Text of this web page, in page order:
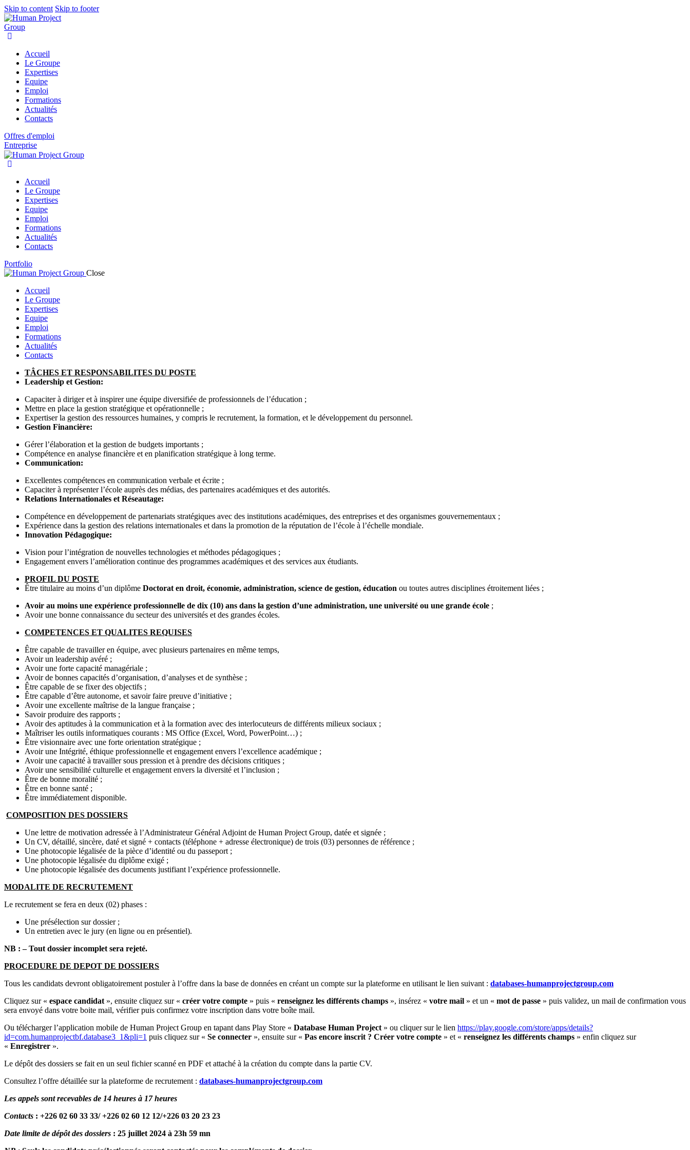
Skip to content Skip to footer
Accueil
Le Groupe
Expertises
Equipe
Emploi
Formations
Actualités
Contacts
Offres d'emploi
Entreprise
Accueil
Le Groupe
Expertises
Equipe
Emploi
Formations
Actualités
Contacts
Portfolio
Close
Accueil
Le Groupe
Expertises
Equipe
Emploi
Formations
Actualités
Contacts
twitter
facebook
instagramm
youtubeTÂCHES ET RESPONSABILITES DU POSTE
Leadership et Gestion:
Capaciter à diriger et à inspirer une équipe diversifiée de professionnels de l’éducation ;
Mettre en place la gestion stratégique et opérationnelle ;
Expertiser la gestion des ressources humaines, y compris le recrutement, la formation, et le développement du personnel.
Gestion Financière:
Gérer l’élaboration et la gestion de budgets importants ;
Compétence en analyse financière et en planification stratégique à long terme.
Communication:
Excellentes compétences en communication verbale et écrite ;
Capaciter à représenter l’école auprès des médias, des partenaires académiques et des autorités.
Relations Internationales et Réseautage:
Compétence en développement de partenariats stratégiques avec des institutions académiques, des entreprises et des organismes gouvernementaux ;
Expérience dans la gestion des relations internationales et dans la promotion de la réputation de l’école à l’échelle mondiale.
Innovation Pédagogique:
Vision pour l’intégration de nouvelles technologies et méthodes pédagogiques ;
Engagement envers l’amélioration continue des programmes académiques et des services aux étudiants.
PROFIL DU POSTE
Être titulaire au moins d’un diplôme Doctorat en droit, économie, administration, science de gestion, éducation ou toutes autres disciplines étroitement liées ;
Avoir au moins une expérience professionnelle de dix (10) ans dans la gestion d’une administration, une université ou une grande école ;
Avoir une bonne connaissance du secteur des universités et des grandes écoles.
COMPETENCES ET QUALITES REQUISES
Être capable de travailler en équipe, avec plusieurs partenaires en même temps,
Avoir un leadership avéré ;
Avoir une forte capacité managériale ;
Avoir de bonnes capacités d’organisation, d’analyses et de synthèse ;
Être capable de se fixer des objectifs ;
Être capable d’être autonome, et savoir faire preuve d’initiative ;
Avoir une excellente maîtrise de la langue française ;
Savoir produire des rapports ;
Avoir des aptitudes à la communication et à la formation avec des interlocuteurs de différents milieux sociaux ;
Maîtriser les outils informatiques courants : MS Office (Excel, Word, PowerPoint…) ;
Être visionnaire avec une forte orientation stratégique ;
Avoir une Intégrité, éthique professionnelle et engagement envers l’excellence académique ;
Avoir une capacité à travailler sous pression et à prendre des décisions critiques ;
Avoir une sensibilité culturelle et engagement envers la diversité et l’inclusion ;
Être de bonne moralité ;
Être en bonne santé ;
Être immédiatement disponible.
COMPOSITION DES DOSSIERS
Une lettre de motivation adressée à l’Administrateur Général Adjoint de Human Project Group, datée et signée ;
Un CV, détaillé, sincère, daté et signé + contacts (téléphone + adresse électronique) de trois (03) personnes de référence ;
Une photocopie légalisée de la pièce d’identité ou du passeport ;
Une photocopie légalisée du diplôme exigé ;
Une photocopie légalisée des documents justifiant l’expérience professionnelle.
MODALITE DE RECRUTEMENT
Le recrutement se fera en deux (02) phases :
Une présélection sur dossier ;
Un entretien avec le jury (en ligne ou en présentiel).
NB : – Tout dossier incomplet sera rejeté.
PROCEDURE DE DEPOT DE DOSSIERS
Tous les candidats devront obligatoirement postuler à l’offre dans la base de données en créant un compte sur la plateforme en utilisant le lien suivant : databases-humanprojectgroup.com
Cliquez sur « espace candidat », ensuite cliquez sur « créer votre compte » puis « renseignez les différents champs », insérez « votre mail » et un « mot de passe » puis validez, un mail de confirmation vous
sera envoyé dans votre boite mail, vérifier puis confirmez votre inscription dans votre boîte mail.
Ou télécharger l’application mobile de Human Project Group en tapant dans Play Store « Database Human Project » ou cliquer sur le lien https://play.google.com/store/apps/details?
id=com.humanprojectbf.database3_1&pli=1 puis cliquez sur « Se connecter », ensuite sur « Pas encore inscrit ? Créer votre compte » et « renseignez les différents champs » enfin cliquez sur
« Enregistrer ».
Le dépôt des dossiers se fait en un seul fichier scanné en PDF et attaché à la création du compte dans la partie CV.
Consultez l’offre détaillée sur la plateforme de recrutement : databases-humanprojectgroup.com
Les appels sont recevables de 14 heures à 17 heures
Contacts : +226 02 60 33 33/ +226 02 60 12 12/+226 03 20 23 23
Date limite de dépôt des dossiers : 25 juillet 2024 à 23h 59 mn